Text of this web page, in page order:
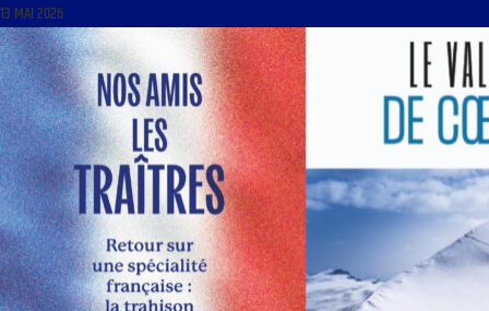
13 MAI 2026